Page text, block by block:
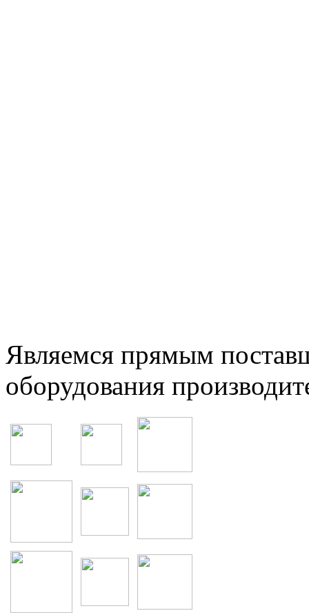
Являемся прямым
оборудования